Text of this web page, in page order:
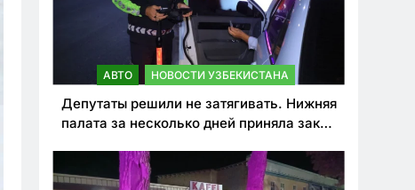
АВТО НОВОСТИ УЗБЕКИСТАНА
Депутаты решили не затягивать. Нижняя
палата за несколько дней приняла закон
нарушителей ПДД